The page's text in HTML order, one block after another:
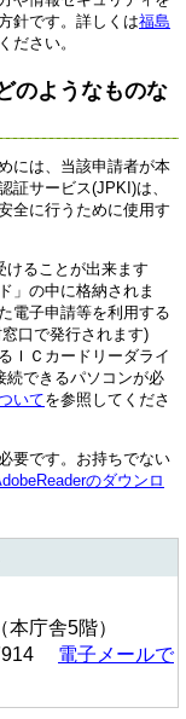
針です。詳しくは福島
ださい。
のようなものな
には、当該申請者が本
証サービス(JPKI)は、
全に行うために使用す
けることが出来ます
」の中に格納されま
電子申請等を利用する
口で発行されます)
ＩＣカードリーダライ
続できるパソコンが必
いてを参照してくださ
要です。お持ちでない
のダウンロ
本庁舎5階）
電子メールで